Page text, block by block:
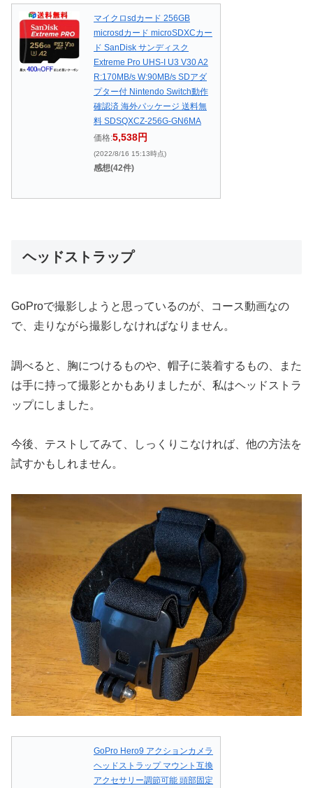
マイクロsdカード 256GB
microsdカード microSDXCカー
ド SanDisk サンディスク
Extreme Pro UHS-I U3 V30 A2
R:170MB/s W:90MB/s SDアダ
プター付 Nintendo Switch動作
確認済 海外パッケージ 送料無
料 SDSQXCZ-256G-GN6MA
価格:5,538円
(2022/8/16 15:13時点)
感想(42件)
ヘッドストラップ
GoProで撮影しようと思っているのが、コース動画なの
で、走りながら撮影しなければなりません。
調べると、胸につけるものや、帽子に装着するもの、また
は手に持って撮影とかもありましたが、私はヘッドストラ
ップにしました。
今後、テストしてみて、しっくりこなければ、他の方法を
試すかもしれません。
GoPro Hero9 アクションカメラ
ヘッドストラップ マウント互換
アクセサリー調節可能 頭部固定